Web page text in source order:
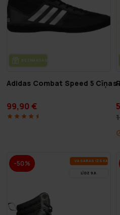
BEZ­MAK­SAS PIE­GĀ­DE
Adidas Combat Speed 5 Cīņas
99,90 €
-50% VA­SA­RAS IZ­SKA­ŅA
LĪDZ 9.8.